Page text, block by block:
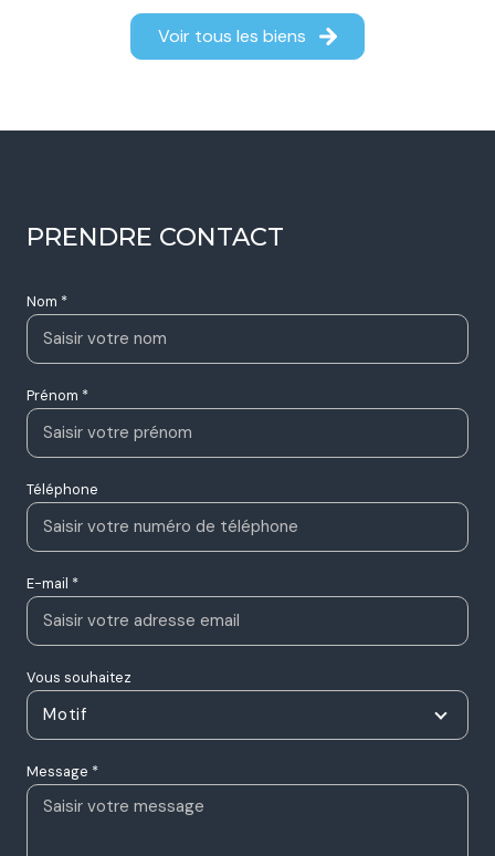
Voir tous les biens
PRENDRE CONTACT
Nom *
Prénom *
Téléphone
E-mail *
Vous souhaitez
Motif
Message *